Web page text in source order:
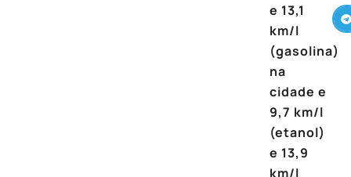
e 13,1
km/l
(gasolina)
na
cidade e
9,7 km/l
(etanol)
e 13,9
km/l